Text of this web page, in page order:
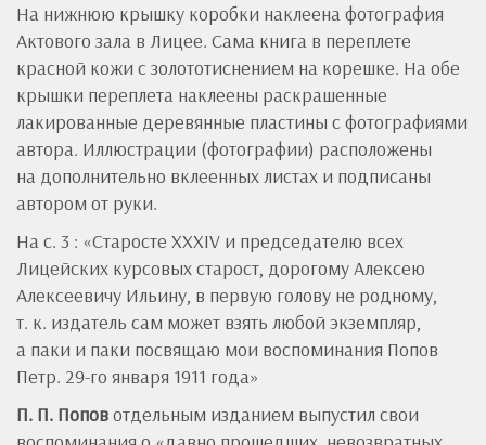
На нижнюю крышку коробки наклеена фотография
Актового зала в Лицее. Сама книга в переплете
красной кожи с золототиснением на корешке. На обе
крышки переплета наклеены раскрашенные
лакированные деревянные пластины с фотографиями
автора. Иллюстрации (фотографии) расположены
на дополнительно вклеенных листах и подписаны
автором от руки.
На с. 3 : «Старосте XXXIV и председателю всех
Лицейских курсовых старост, дорогому Алексею
Алексеевичу Ильину, в первую голову не родному,
т. к. издатель сам может взять любой экземпляр,
а паки и паки посвящаю мои воспоминания Попов
Петр. 29-го января 1911 года»
П. П. Поповотдельным изданием выпустил свои